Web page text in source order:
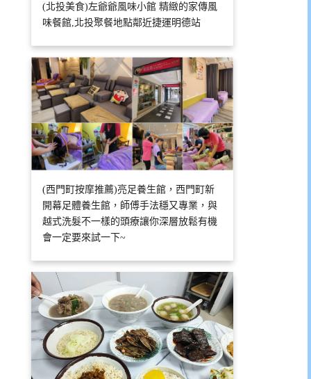
(北投美食)左爺爺風味小館 精緻的家傳風
味餐館,北投聚餐地點鄰近捷運明德站
(西門町按摩推薦)亮足養生館，西門町新
開幕足體養生館，師傅手法穩又專業，與
越式洗髮不一樣的頭療讓你深層放鬆有機
會一定要來試一下~